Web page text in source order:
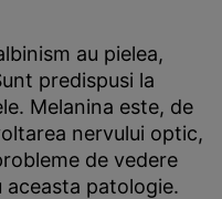
au pielea,
predispusi la
Melanina este, de
nervului optic,
de vedere
patologie.